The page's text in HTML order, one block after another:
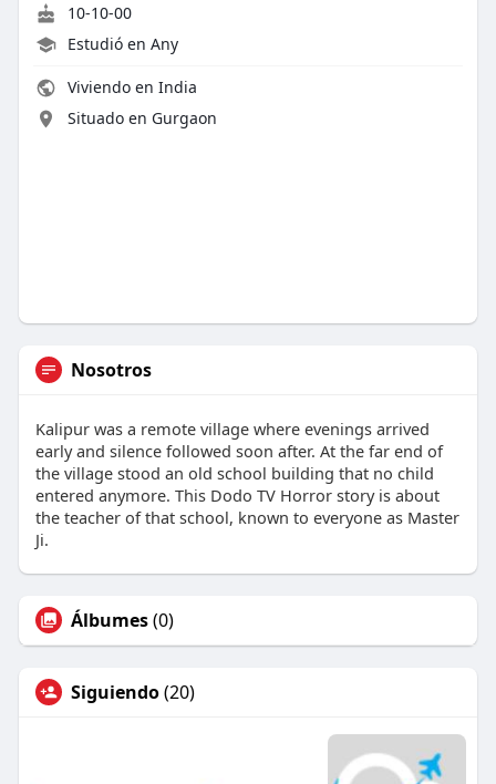
10-10-00
Estudió en Any
Viviendo en India
Situado en Gurgaon
Nosotros
Kalipur was a remote village where evenings arrived
early and silence followed soon after. At the far end of
the village stood an old school building that no child
entered anymore. This Dodo TV Horror story is about
the teacher of that school, known to everyone as Master
Ji.
Álbumes(0)
Siguiendo(20)